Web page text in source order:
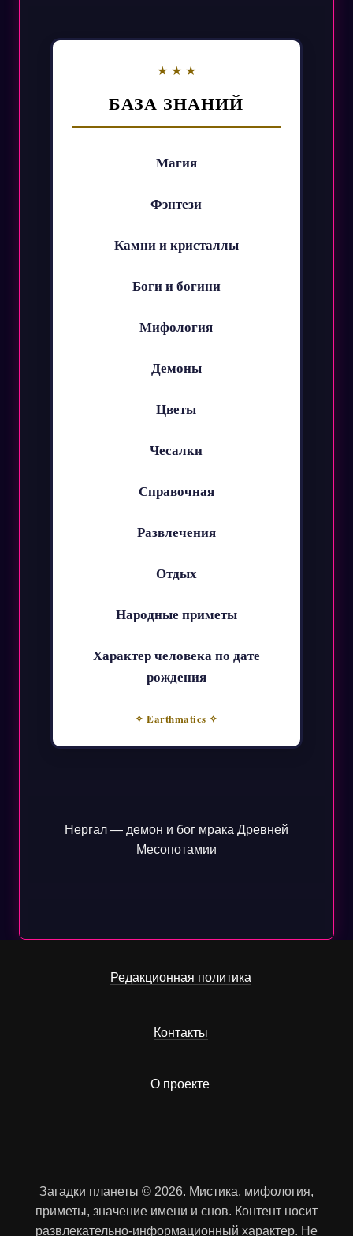
БАЗА ЗНАНИЙ
Магия
Фэнтези
Камни и кристаллы
Боги и богини
Мифология
Демоны
Цветы
Чесалки
Справочная
Развлечения
Отдых
Народные приметы
Характер человека по дате
рождения
✧ Earthmatics ✧
Нергал — демон и бог мрака Древней
Месопотамии
Редакционная политика
Контакты
О проекте
Загадки планеты © 2026. Мистика, мифология,
приметы, значение имени и снов. Контент носит
развлекательно-информационный характер. Не